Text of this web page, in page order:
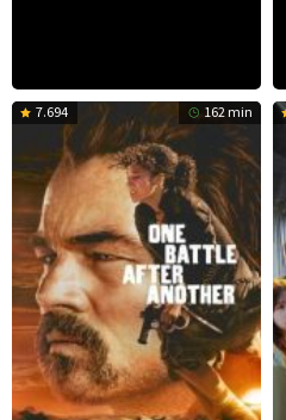
7.694 162 min